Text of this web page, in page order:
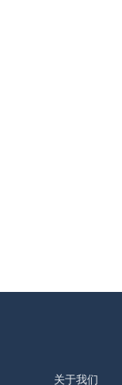
关于我们